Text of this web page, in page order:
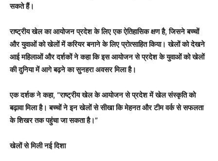
सकते हैं।
राष्ट्रीय खेल का आयोजन प्रदेश के लिए एक ऐतिहासिक क्षण है, जिसने बच्चों
और युवाओं को खेलों में करियर बनाने के लिए प्रोत्साहित किया। खेलों को देखने
आई महिलाओं और दर्शकों ने कहा कि इस आयोजन से प्रदेश के युवाओं को खेलों
की दुनिया में आगे बढ़ने का सुनहरा अवसर मिला है।
एक दर्शक ने कहा, “राष्ट्रीय खेल के आयोजन से प्रदेश में खेल संस्कृति को
बढ़ावा मिला है। बच्चों ने इन खेलों से सीखा कि मेहनत और टीम वर्क से सफलता
के शिखर तक पहुंचा जा सकता है।”
खेलों से मिली नई दिशा